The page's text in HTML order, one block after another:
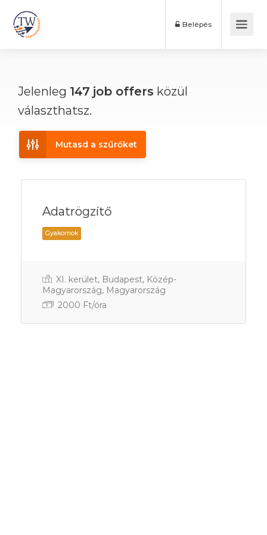
Belépés
Jelenleg 147 job offers közül
választhatsz.
Mutasd a szűrőket
Adatrögzítő
Gyakornok
XI. kerület, Budapest, Közép-
Magyarország, Magyarország
2000 Ft/óra